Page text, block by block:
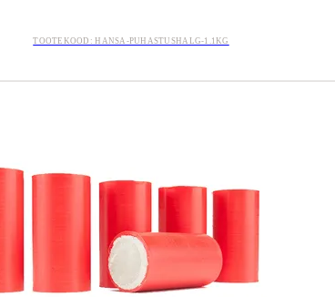
TOOTEKOOD: HANSA-PUHASTUSHALG-1.1KG